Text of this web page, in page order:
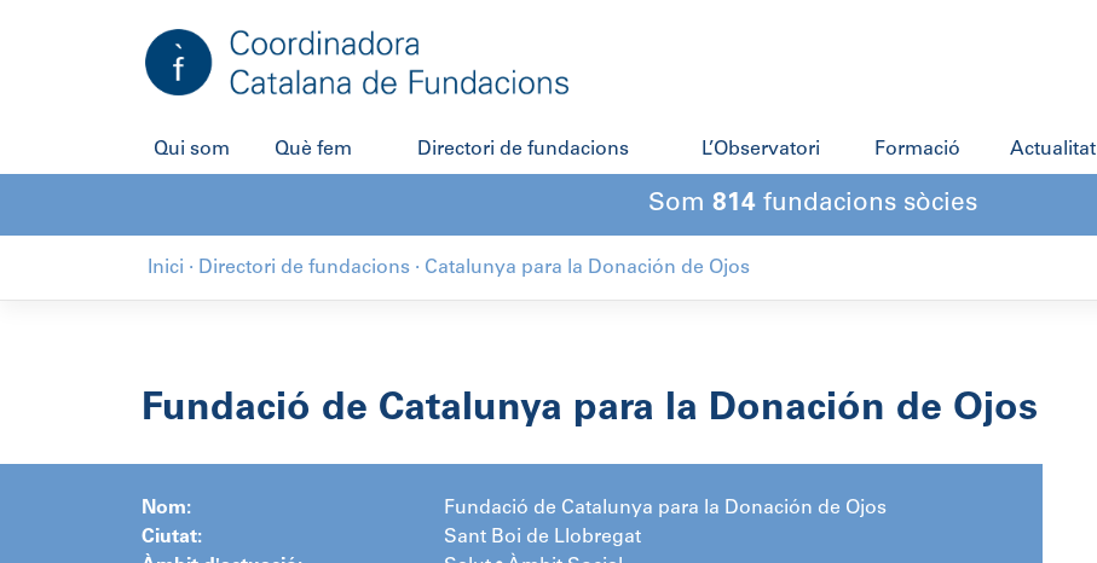
Qui som Què fem Directori de fundacions L’Observatori Formació Actualitat
Som 814 fundacions sòcies
Inici · Directori de fundacions · Catalunya para la Donación de Ojos
Fundació de Catalunya para la Donación de Ojos
Nom:
Fundació de Catalunya para la Donación de Ojos
Ciutat:
Sant Boi de Llobregat